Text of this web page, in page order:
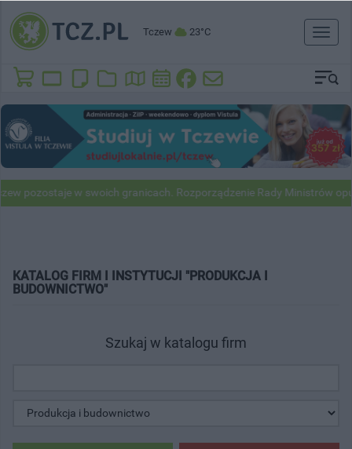
Tczew 23°C
Toggle
pozostaje w swoich granicach. Rozporządzenie Rady Ministrów
KATALOG FIRM I INSTYTUCJI "PRODUKCJA I
BUDOWNICTWO"
Szukaj w katalogu firm